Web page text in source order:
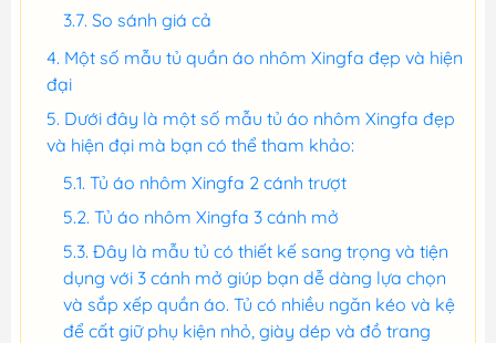
So sánh giá cả
Một số mẫu tủ quần áo nhôm Xingfa đẹp và hiện
đại
Dưới đây là một số mẫu tủ áo nhôm Xingfa đẹp
và hiện đại mà bạn có thể tham khảo:
Tủ áo nhôm Xingfa 2 cánh trượt
Tủ áo nhôm Xingfa 3 cánh mở
Đây là mẫu tủ có thiết kế sang trọng và tiện
dụng với 3 cánh mở giúp bạn dễ dàng lựa chọn
và sắp xếp quần áo. Tủ có nhiều ngăn kéo và kệ
để cất giữ phụ kiện nhỏ, giày dép và đồ trang